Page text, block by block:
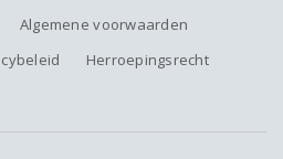
Algemene voorwaarden
Herroepingsrecht